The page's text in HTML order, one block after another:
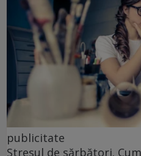
publicitate
Stresul de sărbători.